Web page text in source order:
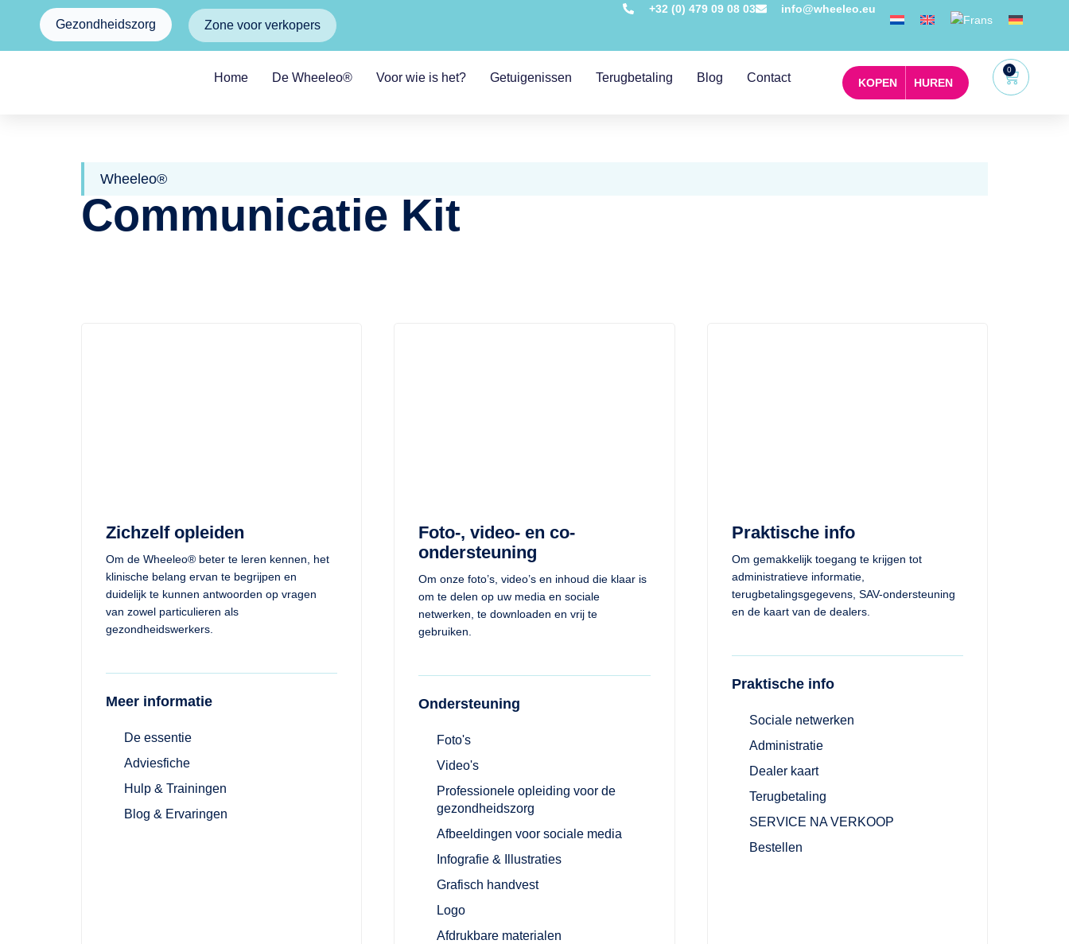
Gezondheidszorg Zone voor verkopers
+32 (0) 479 09 08 03 info@wheeleo.eu
Home De Wheeleo® Voor wie is het? Getuigenissen Terugbetaling Blog Contact KOPEN HUREN
0
Wheeleo®
Communicatie Kit
Zichzelf opleiden
Om de Wheeleo® beter te leren kennen, het
klinische belang ervan te begrijpen en
duidelijk te kunnen antwoorden op vragen
van zowel particulieren als
gezondheidswerkers.
Meer informatie
De essentie
Adviesfiche
Hulp & Trainingen
Blog & Ervaringen
Foto-, video- en co-
ondersteuning
Om onze foto’s, video’s en inhoud die klaar is
om te delen op uw media en sociale
netwerken, te downloaden en vrij te
gebruiken.
Ondersteuning
Foto's
Video's
Professionele opleiding voor de
gezondheidszorg
Afbeeldingen voor sociale media
Infografie & Illustraties
Grafisch handvest
Logo
Afdrukbare materialen
Praktische info
Om gemakkelijk toegang te krijgen tot
administratieve informatie,
terugbetalingsgegevens, SAV-ondersteuning
en de kaart van de dealers.
Praktische info
Sociale netwerken
Administratie
Dealer kaart
Terugbetaling
SERVICE NA VERKOOP
Bestellen